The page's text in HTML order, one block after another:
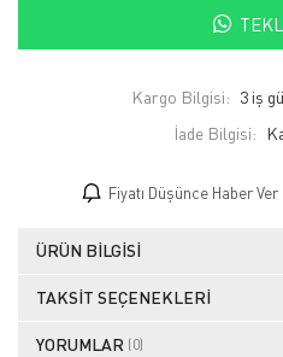
Kargo Bilgisi: 3 iş
İade Bilgisi:
Fiyatı Düşünce Haber Ver
ÜRÜN BILGISI
TAKSIT SEÇENEKLERI
YORUMLAR (0)